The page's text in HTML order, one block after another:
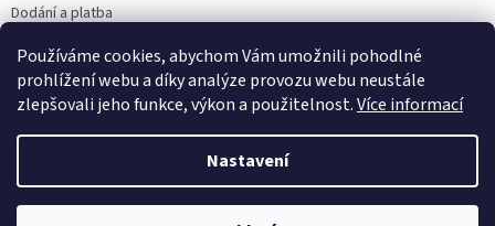
Používáme cookies, abychom Vám umožnili pohodlné
prohlížení webu a díky analýze provozu webu neustále
zlepšovali jeho funkce, výkon a použitelnost.Více informací
Nastavení
Dodání a platba
Hodnocení obchodu
Vytvořil Shoptet